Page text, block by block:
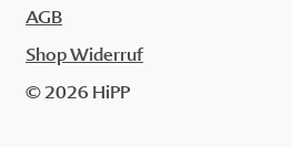
AGB
Shop Widerruf
© 2026 HiPP